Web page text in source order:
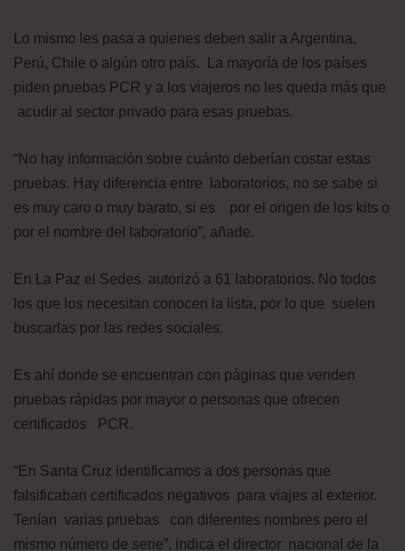
Lo mismo les pasa a quienes deben salir a Argentina,
Perú, Chile o algún otro país. La mayoría de los países
piden pruebas PCR y a los viajeros no les queda más que
acudir al sector privado para esas pruebas.
“No hay información sobre cuánto deberían costar estas
pruebas. Hay diferencia entre laboratorios, no se sabe si
es muy caro o muy barato, si es por el origen de los kits o
por el nombre del laboratorio”, añade.
En La Paz el Sedes autorizó a 61 laboratorios. No todos
los que los necesitan conocen la lista, por lo que suelen
buscarlas por las redes sociales.
Es ahí donde se encuentran con páginas que venden
pruebas rápidas por mayor o personas que ofrecen
certificados PCR.
“En Santa Cruz identificamos a dos personas que
falsificaban certificados negativos para viajes al exterior.
Tenían varias pruebas con diferentes nombres pero el
mismo número de serie”, indica el director nacional de la